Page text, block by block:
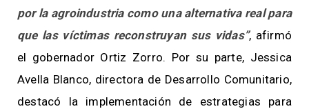
por la agroindustria como una alternativa real para
que las víctimas reconstruyan sus vidas”, afirmó
el gobernador Ortiz Zorro. Por su parte, Jessica
Avella Blanco, directora de Desarrollo Comunitario,
destacó la implementación de estrategias para